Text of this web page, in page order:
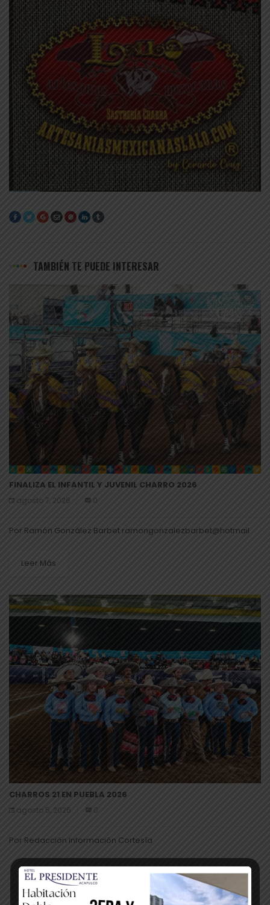
TAMBIÉN TE PUEDE INTERESAR
FINALIZA EL INFANTIL Y JUVENIL CHARRO 2026
agosto 7, 2026 0
Por Ramón González Barbet ramongonzalezbarbet@hotmail
Leer Más
CHARROS 21 EN PUEBLA 2026
agosto 5, 2026 0
Por Redacción Información Cortesía
Leer Más